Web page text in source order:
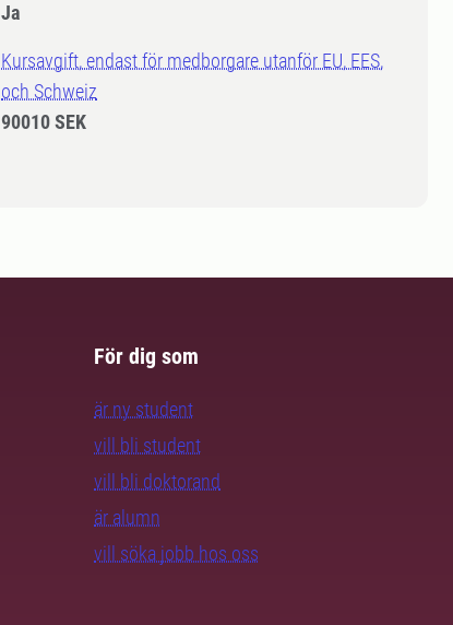
Ja
Kursavgift, endast för medborgare utanför EU, EES,
och Schweiz
90010 SEK
För dig som
är ny student
vill bli student
vill bli doktorand
är alumn
vill söka jobb hos oss